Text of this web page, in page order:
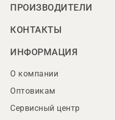
ПРОИЗВОДИТЕЛИ
КОНТАКТЫ
ИНФОРМАЦИЯ
О компании
Оптовикам
Сервисный центр